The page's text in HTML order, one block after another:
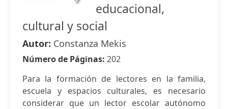
educacional,
cultural y social
Autor: Constanza Mekis
Número de Páginas: 202
Para la formación de lectores en la familia,
escuela y espacios culturales, es necesario
considerar que un lector escolar autónomo